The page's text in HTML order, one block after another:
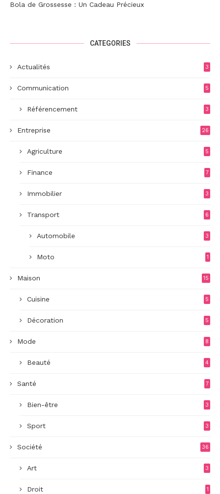
Bola de Grossesse : Un Cadeau Précieux
CATEGORIES
Actualités 3
Communication 5
Référencement 3
Entreprise 26
Agriculture 5
Finance 7
Immobilier 3
Transport 6
Automobile 3
Moto 1
Maison 15
Cuisine 5
Décoration 5
Mode 8
Beauté 4
Santé 7
Bien-être 3
Sport 3
Société 36
Art 3
Droit 1